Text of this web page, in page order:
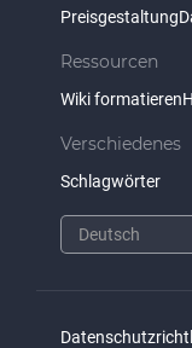
Preisgestaltung
Ressourcen
Wiki formatieren
Verschiedenes
Schlagwörter